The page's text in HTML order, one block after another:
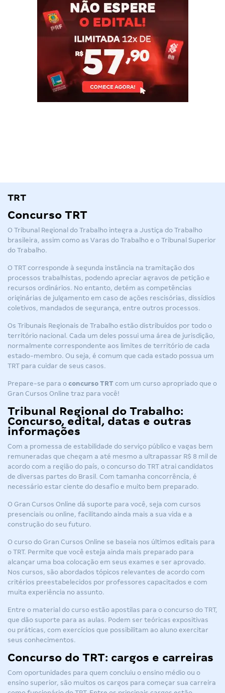
TRT
Concurso TRT
O Tribunal Regional do Trabalho integra a Justiça do Trabalho
brasileira, assim como as Varas do Trabalho e o Tribunal Superior
do Trabalho.
O TRT corresponde à segunda instância na tramitação dos
processos trabalhistas, podendo apreciar agravos de petição e
recursos ordinários. No entanto, detém as competências
originárias de julgamento em caso de ações rescisórias, dissídios
coletivos, mandados de segurança, entre outros processos.
Os Tribunais Regionais de Trabalho estão distribuídos por todo o
território nacional. Cada um deles possui uma área de jurisdição,
normalmente correspondente aos limites de território de cada
estado-membro. Ou seja, é comum que cada estado possua um
TRT para cuidar de seus casos.
Prepare-se para o concurso TRT com um curso apropriado que o
Gran Cursos Online traz para você!
Tribunal Regional do Trabalho:
Concurso, edital, datas e outras
informações
Com a promessa de estabilidade do serviço público e vagas bem
remuneradas que chegam a até mesmo a ultrapassar R$ 8 mil de
acordo com a região do país, o concurso do TRT atrai candidatos
de diversas partes do Brasil. Com tamanha concorrência, é
necessário estar ciente do desafio e muito bem preparado.
O Gran Cursos Online dá suporte para você, seja com cursos
presenciais ou online, facilitando ainda mais a sua vida e a
construção do seu futuro.
O curso do Gran Cursos Online se baseia nos últimos editais para
o TRT. Permite que você esteja ainda mais preparado para
alcançar uma boa colocação em seus exames e ser aprovado.
Nos cursos, são abordados tópicos relevantes de acordo com
critérios preestabelecidos por professores capacitados e com
muita experiência no assunto.
Entre o material do curso estão apostilas para o concurso do TRT,
que dão suporte para as aulas. Podem ser teóricas expositivas
ou práticas, com exercícios que possibilitam ao aluno exercitar
seus conhecimentos.
Concurso do TRT: cargos e carreiras
Com oportunidades para quem concluiu o ensino médio ou o
ensino superior, são muitos os cargos para começar sua carreira